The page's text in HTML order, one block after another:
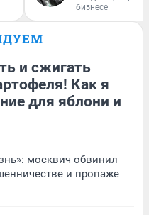
бизнесе
и сжигать
Как я
для яблони и
москвич обвинил
и пропаже